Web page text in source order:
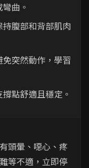
曲。
持腹部和背部肌肉
免突然動作，學習
點舒適且穩定。
頭暈、噁心、疼
等不適，立即停